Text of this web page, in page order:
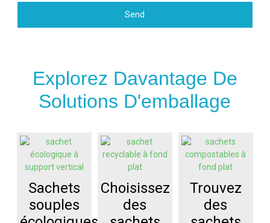
Send
Explorez Davantage De
Solutions D'emballage
Sachets
souples
Choisissez
des
Trouvez
des